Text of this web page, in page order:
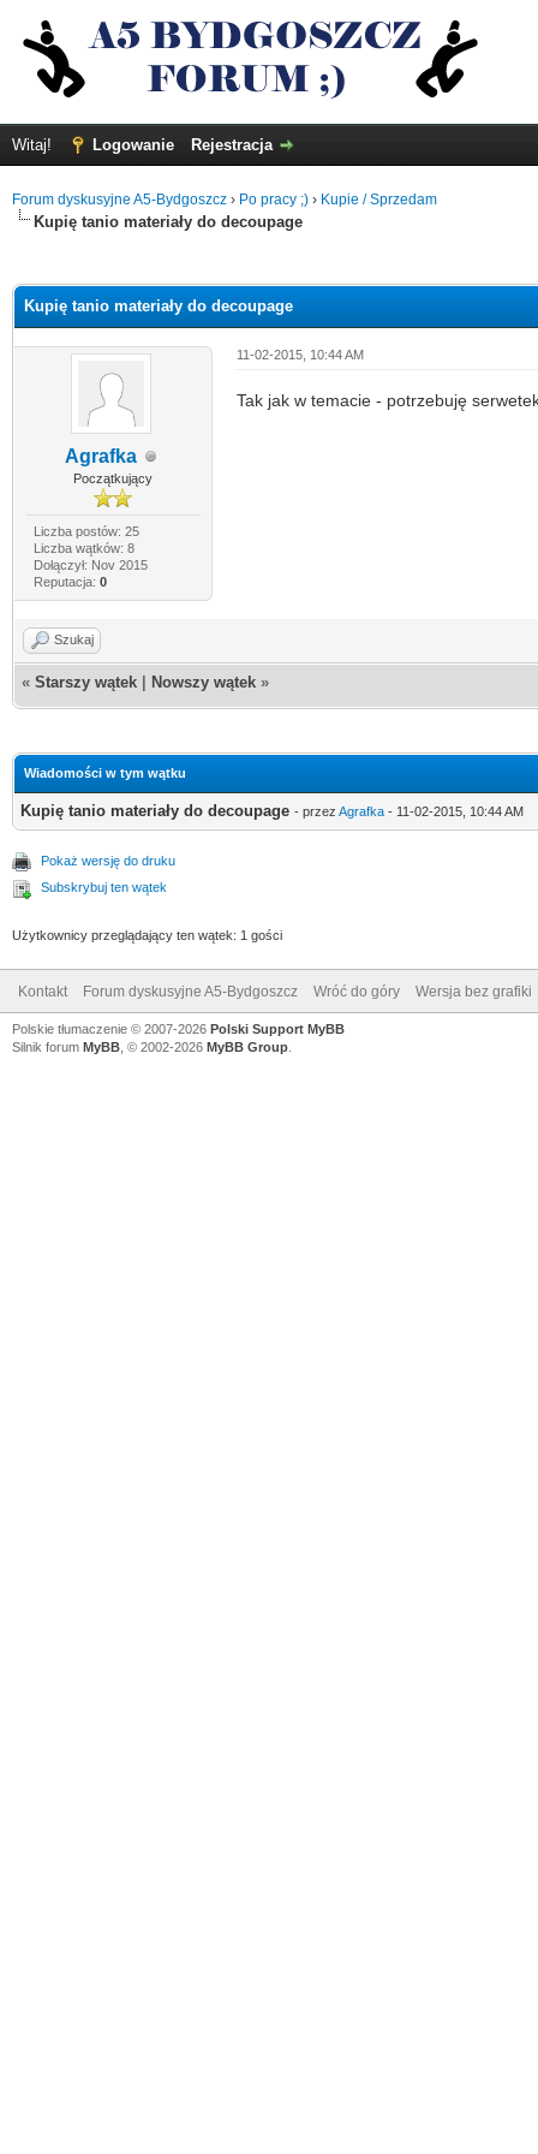
Witaj! Logowanie Rejestracja
Forum dyskusyjne A5-Bydgoszcz › Po pracy ;) › Kupie / Sprzedam
Kupię tanio materiały do decoupage
Kupię tanio materiały do decoupage
Agrafka
Początkujący
Liczba postów: 25
Liczba wątków: 8
Dołączył: Nov 2015
Reputacja: 0
11-02-2015, 10:44 AM
Tak jak w temacie - potrzebuję
Szukaj
« Starszy wątek Nowszy wątek »
Wiadomości w tym wątku
Kupię tanio materiały do decoupage - przez Agrafka - 11-02-2015, 10:44 AM
Pokaż wersję do druku
Subskrybuj ten wątek
Użytkownicy przeglądający ten wątek: 1 gości
Kontakt Forum dyskusyjne A5-Bydgoszcz Wróć do góry Wersja bez grafiki
Polskie tłumaczenie © 2007-2026 Polski Support MyBB
Silnik forum MyBB , © 2002-2026 MyBB Group